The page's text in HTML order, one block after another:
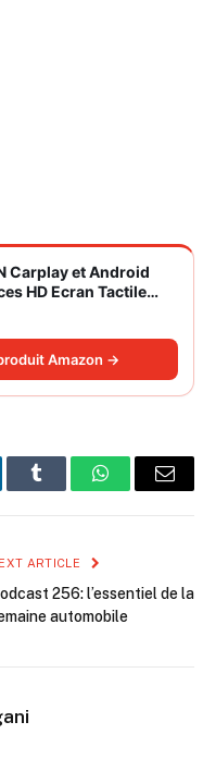
Carplay et Android
HD Ecran Tactile
Soutien Lien
Radio FM/USB/EQ
Caméra de Recul
Amazon →
Tumblr WhatsAppEmail
ARTICLE
256: l’essentiel de la
automobile